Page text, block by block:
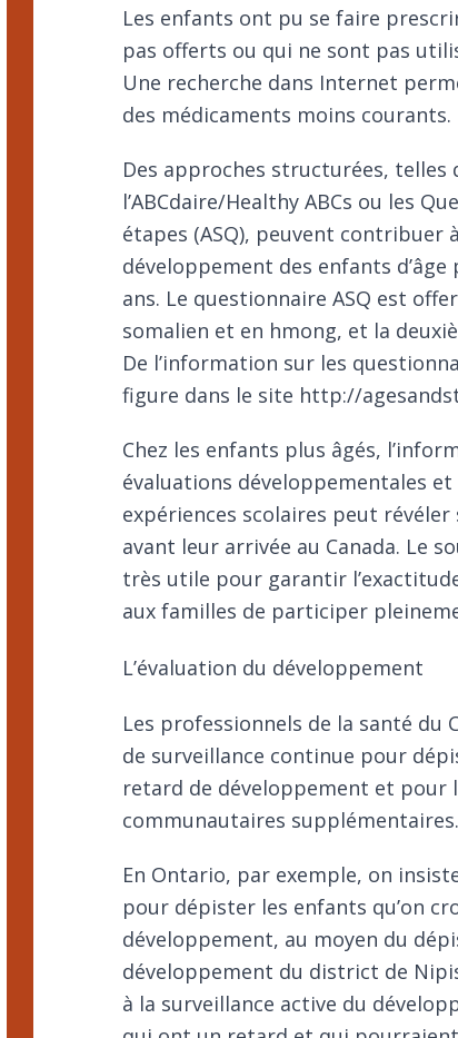
Les enfants ont pu se faire
pas offerts ou qui ne sont pas
Une recherche dans Internet
des médicaments moins courants.
Des approches structurées, telles
l’ABCdaire/Healthy ABCs ou les
étapes (ASQ), peuvent contribuer
développement des enfants d’âge
ans. Le questionnaire ASQ est
somalien et en hmong, et la
De l’information sur les
figure dans le site http://
Chez les enfants plus âgés,
évaluations développementales
expériences scolaires peut
avant leur arrivée au Canada. Le
très utile pour garantir
aux familles de participer
L’évaluation du développement
Les professionnels de la santé du
de surveillance continue pour
retard de développement et pour
communautaires supplémentaires.
En Ontario, par exemple, on
pour dépister les enfants qu’on
développement, au moyen du
développement du district de
à la surveillance active du